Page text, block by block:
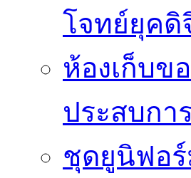
โจทย์ยุคดิ
ห้องเก็บข
ประสบกา
ชุดยูนิฟอ